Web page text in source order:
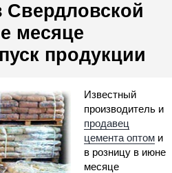
Свердловской
месяце
продукции
Известный
производитель и
продавец
цемента оптом и
в розницу в июне
месяце